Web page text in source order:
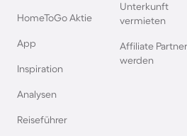
Agriturismi in Bardolino
Agriturismi in Apulien
Agriturismi am Iseosee
HomeToGo Aktie
App
Inspiration
Analysen
Reiseführer
Unterkunft
vermieten
Affiliate Partner
werden